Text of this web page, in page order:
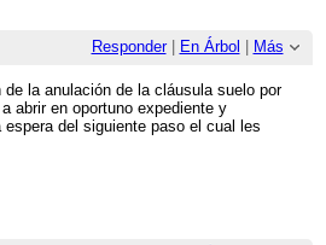
Responder| En Árbol Más
la anulación de la cláusula suelo por
abrir en oportuno expediente y
del siguiente paso el cual les